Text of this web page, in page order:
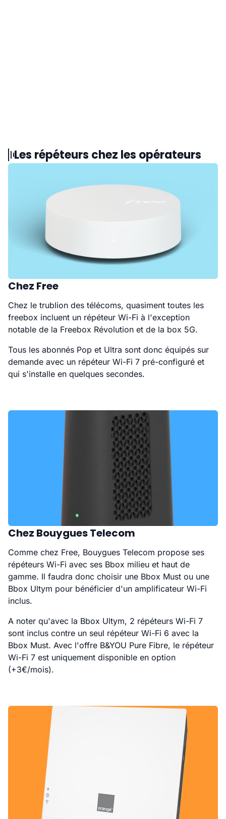
Les répéteurs chez les opérateurs
Chez Free
Chez le trublion des télécoms, quasiment toutes les
freebox incluent un répéteur Wi-Fi à l'exception
notable de la Freebox Révolution et de la box 5G.
Tous les abonnés Pop et Ultra sont donc équipés sur
demande avec un répéteur Wi-Fi 7 pré-configuré et
qui s'installe en quelques secondes.
Chez Bouygues Telecom
Comme chez Free, Bouygues Telecom propose ses
répéteurs Wi-Fi avec ses Bbox milieu et haut de
gamme. Il faudra donc choisir une Bbox Must ou une
Bbox Ultym pour bénéficier d'un amplificateur Wi-Fi
inclus.
A noter qu'avec la Bbox Ultym, 2 répéteurs Wi-Fi 7
sont inclus contre un seul répéteur Wi-Fi 6 avec la
Bbox Must. Avec l'offre B&YOU Pure Fibre, le répéteur
Wi-Fi 7 est uniquement disponible en option
(+3€/mois).